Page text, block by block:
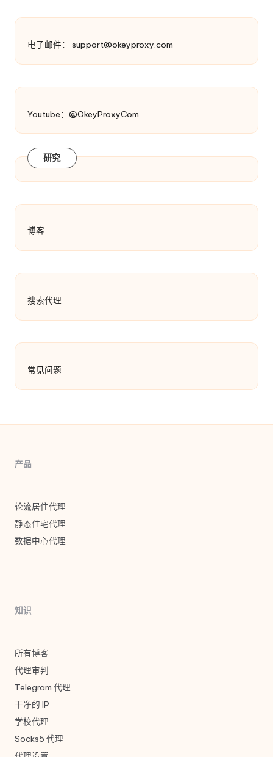
电子邮件： support@okeyproxy.com
Youtube：@OkeyProxyCom
研究
博客
搜索代理
常见问题
产品
轮流居住代理
静态住宅代理
数据中心代理
知识
所有博客
代理审判
Telegram 代理
干净的 IP
学校代理
Socks5 代理